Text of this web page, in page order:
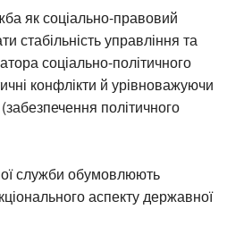
як соціально-правовий
стабільність управління та
соціально-політичного
конфлікти й урівноважуючи
політичного
служби обумовлюють
аспекту державної